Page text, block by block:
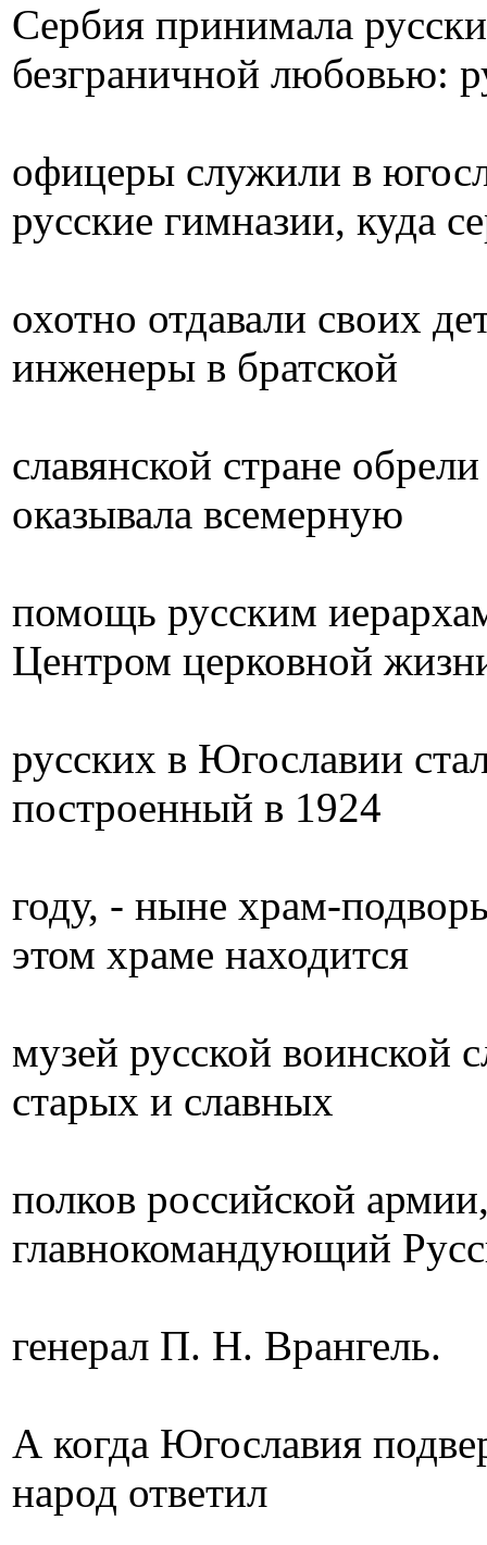
Сербия принимала
безграничной любовью:
офицеры служили в
русские гимназии, куда
охотно отдавали своих
инженеры в братской
славянской стране
оказывала всемерную
помощь русским
Центром церковной
русских в Югославии
построенный в 1924
году, - ныне храм-
этом храме находится
музей русской воинской
старых и славных
полков российской
главнокомандующий
генерал П. Н. Врангель.
А когда Югославия
народ ответил